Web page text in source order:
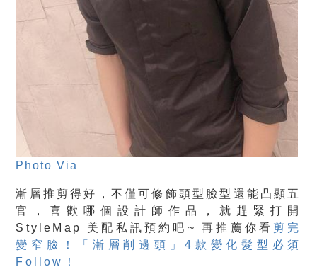
Photo Via
漸層推剪得好，不僅可修飾頭型臉型還能凸顯五
官，喜歡哪個設計師作品，就趕緊打開
StyleMap 美配私訊預約吧~ 再推薦你看 剪完
變窄臉！「漸層削邊頭」4款變化髮型必須
Follow！